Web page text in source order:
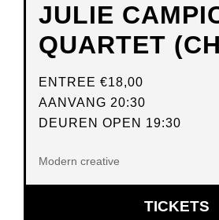
JULIE
QUARTET
ENTREE €18,00
AANVANG 20:30
DEUREN OPEN 19:30
Modern creative
TICKETS